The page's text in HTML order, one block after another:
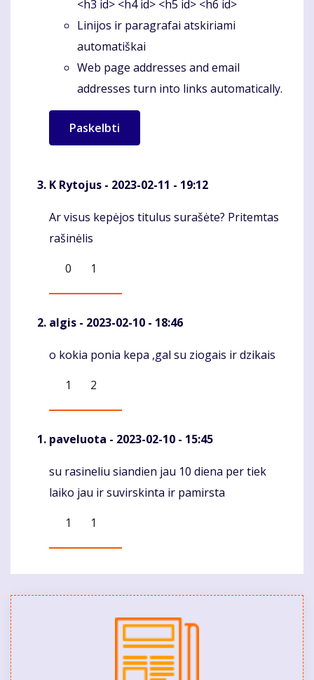
<h3 id> <h4 id> <h5 id> <h6 id>
Linijos ir paragrafai atskiriami
automatiškai
Web page addresses and email
addresses turn into links automatically.
K Rytojus - 2023-02-11 - 19:12
Komentaras
Ar visus kepėjos titulus surašėte? Pritemtas
rašinėlis
0
1
algis - 2023-02-10 - 18:46
Komentaras
o kokia ponia kepa ,gal su ziogais ir dzikais
1
2
paveluota - 2023-02-10 - 15:45
Komentaras
su rasineliu siandien jau 10 diena per tiek
laiko jau ir suvirskinta ir pamirsta
1
1